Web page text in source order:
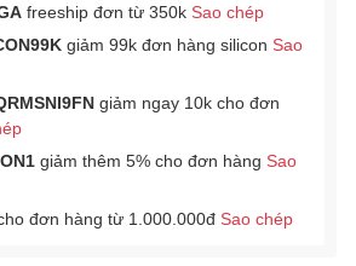
freeship đơn từ 350k Sao chép
giảm 99k đơn hàng silicon Sao
giảm ngay 10k cho đơn
giảm thêm 5% cho đơn hàng Sao
đơn hàng từ 1.000.000đ Sao chép